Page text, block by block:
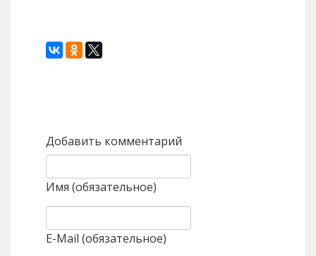
Добавить комментарий
Имя (обязательное)
E-Mail (обязательное)